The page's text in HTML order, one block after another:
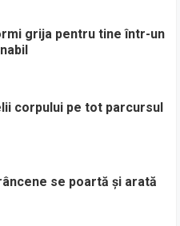
grija pentru tine într-un
corpului pe tot parcursul
se poartă și arată